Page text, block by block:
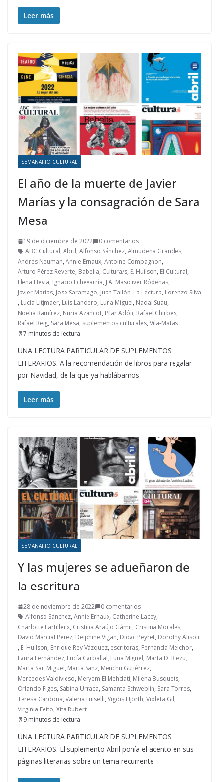
Leer más
SEMANARIO CULTURAL
El año de la muerte de Javier
Marías y la consagración de Sara
Mesa
19 de diciembre de 2022
0 comentarios
ABC Cultural, Abril, Alfonso Sánchez, Almudena Grandes,
Andrés Neuman, Annie Ernaux, Antoine Compagnon,
Arturo Pérez Reverte, Babelia, Cultura/s, E. Huilson, El Cultural,
Elena Hevia, Ignacio Echevarría, J.A. Masoliver Ródenas,
Javier Marías, José Saramago, Juan Tallón, La Lectura, Lorenzo Silva
, Lucía Litjmaer, Luis Landero, Luna Miguel, Nadal Suau,
Noelia Ramírez, Nuria Azancot, Pilar Adón, Rafael Chirbes,
Rafael Reig, Sara Mesa, suplementos culturales, Vila-Matas
7 minutos de lectura
UNA LECTURA PARTICULAR DE SUPLEMENTOS
LITERARIOS. A la recomendación de libros para regalar
por Navidad, de la que ya hablábamos
Leer más
SEMANARIO CULTURAL
Y las mujeres se adueñaron de
la escritura
28 de noviembre de 2022
0 comentarios
Alfonso Sánchez, Annie Ernaux, Catherine Lacey,
Charlotte Lartilleux, Cristina Araújo Gámir, Cristina Morales,
David Marcial Pérez, Delphine Vigan, Didac Peyret, Dorothy Alison
, E. Huilson, Enrique Rey Vázquez, escritoras, Fernanda Melchor,
Laura Fernández, Lucía Carballal, Luna Miguel, Marta D. Riezu,
Marta San Miguel, Marta Sanz, Menchu Gutiérrez,
Mercedes Valdivieso, Meryem El Mehdati, Milena Busquets,
Orlando Figes, Sabina Urraca, Samanta Schweblin, Sara Torres,
Teresa Cardona, Valeria Luiselli, Vigdis Hjorth, Violeta Gil,
Virginia Feito, Xita Rubert
9 minutos de lectura
UNA LECTURA PARTICULAR DE SUPLEMENTOS
LITERARIOS. El suplemento Abril ponía el acento en sus
páginas literarias sobre un tema recurrente